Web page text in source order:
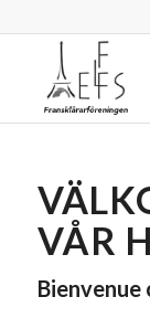
VÅR
Bienvenue